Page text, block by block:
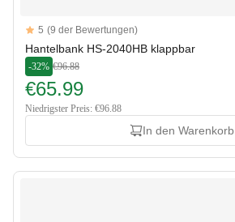
Reviews
5 out of 5 stars
5 (9 der Bewertungen)
Hantelbank HS-2040HB klappbar
-32% €96.88
€65.99
Niedrigster Preis: €96.88
In den Warenkorb